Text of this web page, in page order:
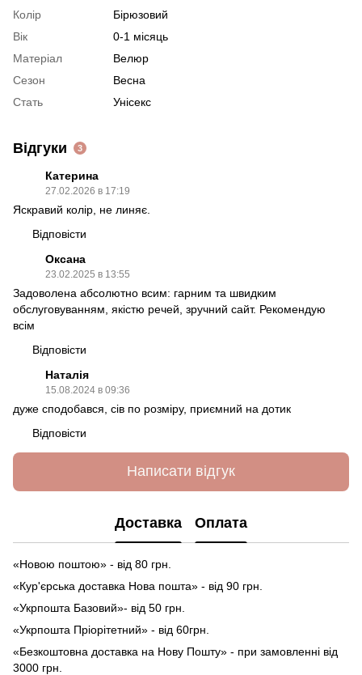
Колір
Бірюзовий
Вік
0-1 місяць
Матеріал
Велюр
Сезон
Весна
Стать
Унісекс
Відгуки 3
Катерина
27.02.2026 в 17:19
Яскравий колір, не линяє.
Відповісти
Оксана
23.02.2025 в 13:55
Задоволена абсолютно всим: гарним та швидким
обслуговуванням, якістю речей, зручний сайт. Рекомендую
всім
Відповісти
Наталія
15.08.2024 в 09:36
дуже сподобався, сів по розміру, приємний на дотик
Відповісти
Написати відгук
Доставка Оплата
«Новою поштою» - від 80 грн.
«Кур'єрська доставка Нова пошта» - від 90 грн.
«Укрпошта Базовий»- від 50 грн.
«Укрпошта Пріорітетний» - від 60грн.
«Безкоштовна доставка на Нову Пошту» - при замовленні від
3000 грн.